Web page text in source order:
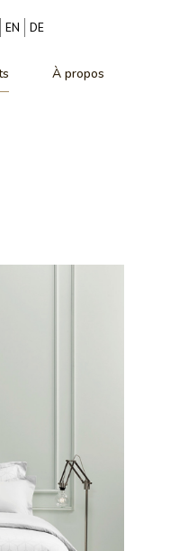
EN DE
À propos